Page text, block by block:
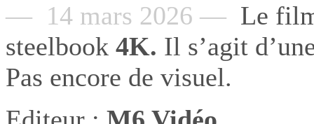
— 14 mars 2026 — Le
steelbook 4K. Il s’agit
Pas encore de visuel.